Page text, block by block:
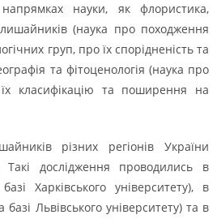
науки, як флористика,
лишайників (наука про походження
груп, про їх спорідненість та
та фітоценологія (наука про
їх класифікацію та поширення на
різних регіонів України
Такі дослідження проводились в
Харківського університету), в
базі Львівського університету) та в